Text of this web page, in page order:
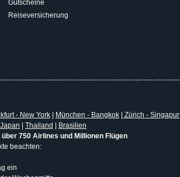
Gutscheine
Reiseversicherung
- New York München - Bangkok
Zürich - Singapur
Japan Thailand
Brasilien
750 Airlines und Millionen Flügen
beachten:
ein